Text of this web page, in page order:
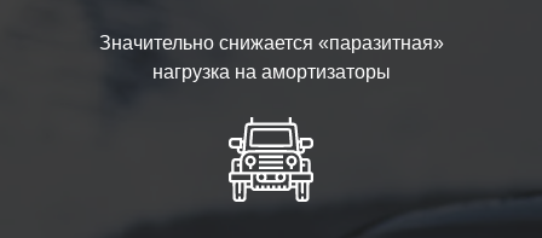
Значительно снижается «паразитная»
нагрузка на амортизаторы